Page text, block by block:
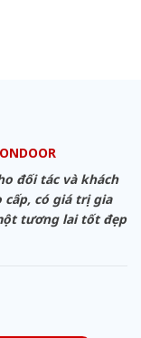
đối tác và khách
cấp, có giá trị gia
tương lai tốt đẹp